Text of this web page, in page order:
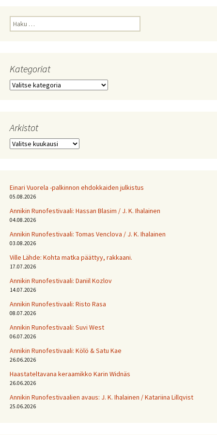
Haku:
Kategoriat
Kategoriat
Arkistot
Arkistot
Einari Vuorela -palkinnon ehdokkaiden julkistus
05.08.2026
Annikin Runofestivaali: Has­san Bla­sim / J. K. Ihalainen
04.08.2026
Annikin Runofestivaali: Tomas Venclova / J. K. Ihalainen
03.08.2026
Ville Lähde: Kohta matka päättyy, rakkaani.
17.07.2026
Annikin Runofestivaali: Daniil Kozlov
14.07.2026
Annikin Runofestivaali: Risto Rasa
08.07.2026
Annikin Runofestivaali: Suvi West
06.07.2026
Annikin Runofestivaali: Kölö & Satu Kae
26.06.2026
Haastateltavana keraamikko Karin Widnäs
26.06.2026
Annikin Runofestivaalien avaus: J. K. Ihalainen / Katariina Lillqvist
25.06.2026